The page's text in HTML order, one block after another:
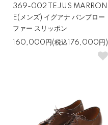
369-002 TEJUS MARRON
E(メンズ) イグアナ バンプロー
ファー スリッポン
160,000円(税込176,000円)